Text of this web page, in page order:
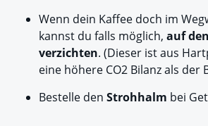
Wenn dein Kaffee doch im
kannst du falls möglich, auf
verzichten. (Dieser ist aus
eine höhere CO2 Bilanz als der
Bestelle den Strohhalm bei